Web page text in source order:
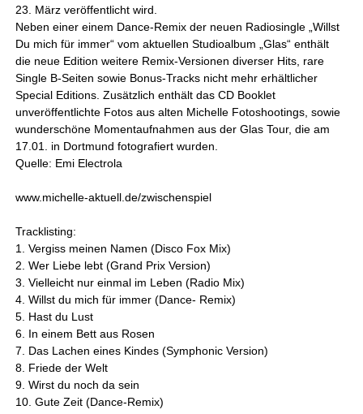
23. März veröffentlicht wird.
Neben einer einem Dance-Remix der neuen Radiosingle „Willst
Du mich für immer“ vom aktuellen Studioalbum „Glas“ enthält
die neue Edition weitere Remix-Versionen diverser Hits, rare
Single B-Seiten sowie Bonus-Tracks nicht mehr erhältlicher
Special Editions. Zusätzlich enthält das CD Booklet
unveröffentlichte Fotos aus alten Michelle Fotoshootings, sowie
wunderschöne Momentaufnahmen aus der Glas Tour, die am
17.01. in Dortmund fotografiert wurden.
Quelle: Emi Electrola
www.michelle-aktuell.de/zwischenspiel
Tracklisting:
1. Vergiss meinen Namen (Disco Fox Mix)
2. Wer Liebe lebt (Grand Prix Version)
3. Vielleicht nur einmal im Leben (Radio Mix)
4. Willst du mich für immer (Dance- Remix)
5. Hast du Lust
6. In einem Bett aus Rosen
7. Das Lachen eines Kindes (Symphonic Version)
8. Friede der Welt
9. Wirst du noch da sein
10. Gute Zeit (Dance-Remix)